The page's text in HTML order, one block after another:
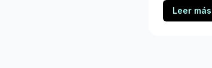
Leer más